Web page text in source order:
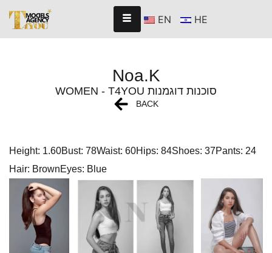
EN HE
Noa.K
WOMEN - T4YOU סוכנות דוגמנות
BACK
Height: 1.60Bust: 78Waist: 60Hips: 84Shoes: 37Pants: 24
Hair: BrownEyes: Blue